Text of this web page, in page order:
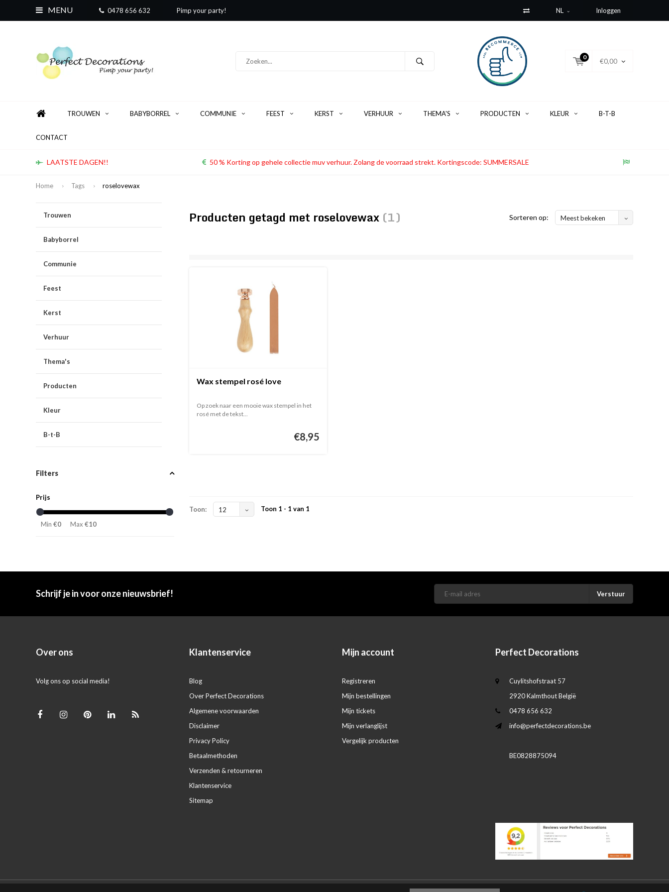
MENU 0478 656 632 Pimp your party! NL Inloggen
0
€0,00
TROUWEN BABYBORREL COMMUNIE FEEST KERST VERHUUR THEMA'S PRODUCTEN KLEUR B-T-B
CONTACT
LAATSTE DAGEN!! 50 % Korting op gehele collectie muv verhuur. Zolang de voorraad strekt. Kortingscode: SUMMERSALE
Home Tags roselovewax
Trouwen
Babyborrel
Communie
Feest
Kerst
Verhuur
Thema's
Producten
Kleur
B-t-B
Filters
Prijs
Min €0 Max €10
Producten getagd met roselovewax (1) Sorteren op: Meest bekeken
Wax stempel rosé love
Op zoek naar een mooie wax stempel in het
rosé met de tekst...
€8,95
Toon: 12 Toon 1 - 1 van 1
Schrijf je in voor onze nieuwsbrief! Verstuur
Over ons
Volg ons op social media!
Klantenservice
Blog
Over Perfect Decorations
Algemene voorwaarden
Disclaimer
Privacy Policy
Betaalmethoden
Verzenden & retourneren
Klantenservice
Sitemap
Mijn account
Registreren
Mijn bestellingen
Mijn tickets
Mijn verlanglijst
Vergelijk producten
Perfect Decorations
Cuylitshofstraat 57
2920 Kalmthout België
0478 656 632
info@perfectdecorations.be
BE0828875094